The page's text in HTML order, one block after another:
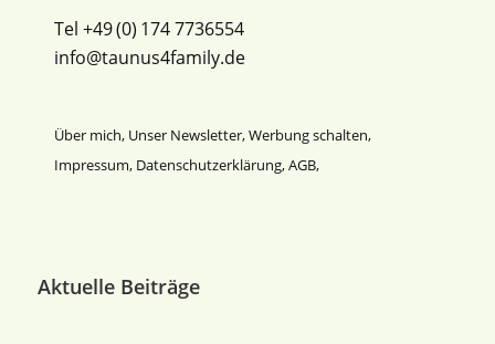
Tel +49 (0) 174 7736554
info@taunus4family.de
Über mich, Unser Newsletter,Werbung schalten,
Impressum, Datenschutz­erklärung,AGB,
Aktuelle Beiträge